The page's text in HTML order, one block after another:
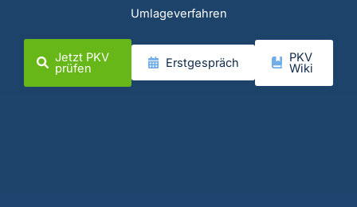
Umlageverfahren
Jetzt PKV
prüfen Erstgespräch PKV
Wiki